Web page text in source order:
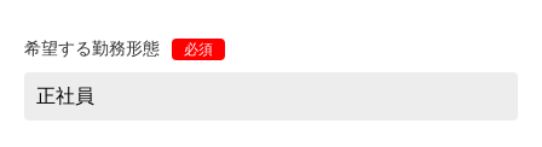
希望する勤務形態 必須